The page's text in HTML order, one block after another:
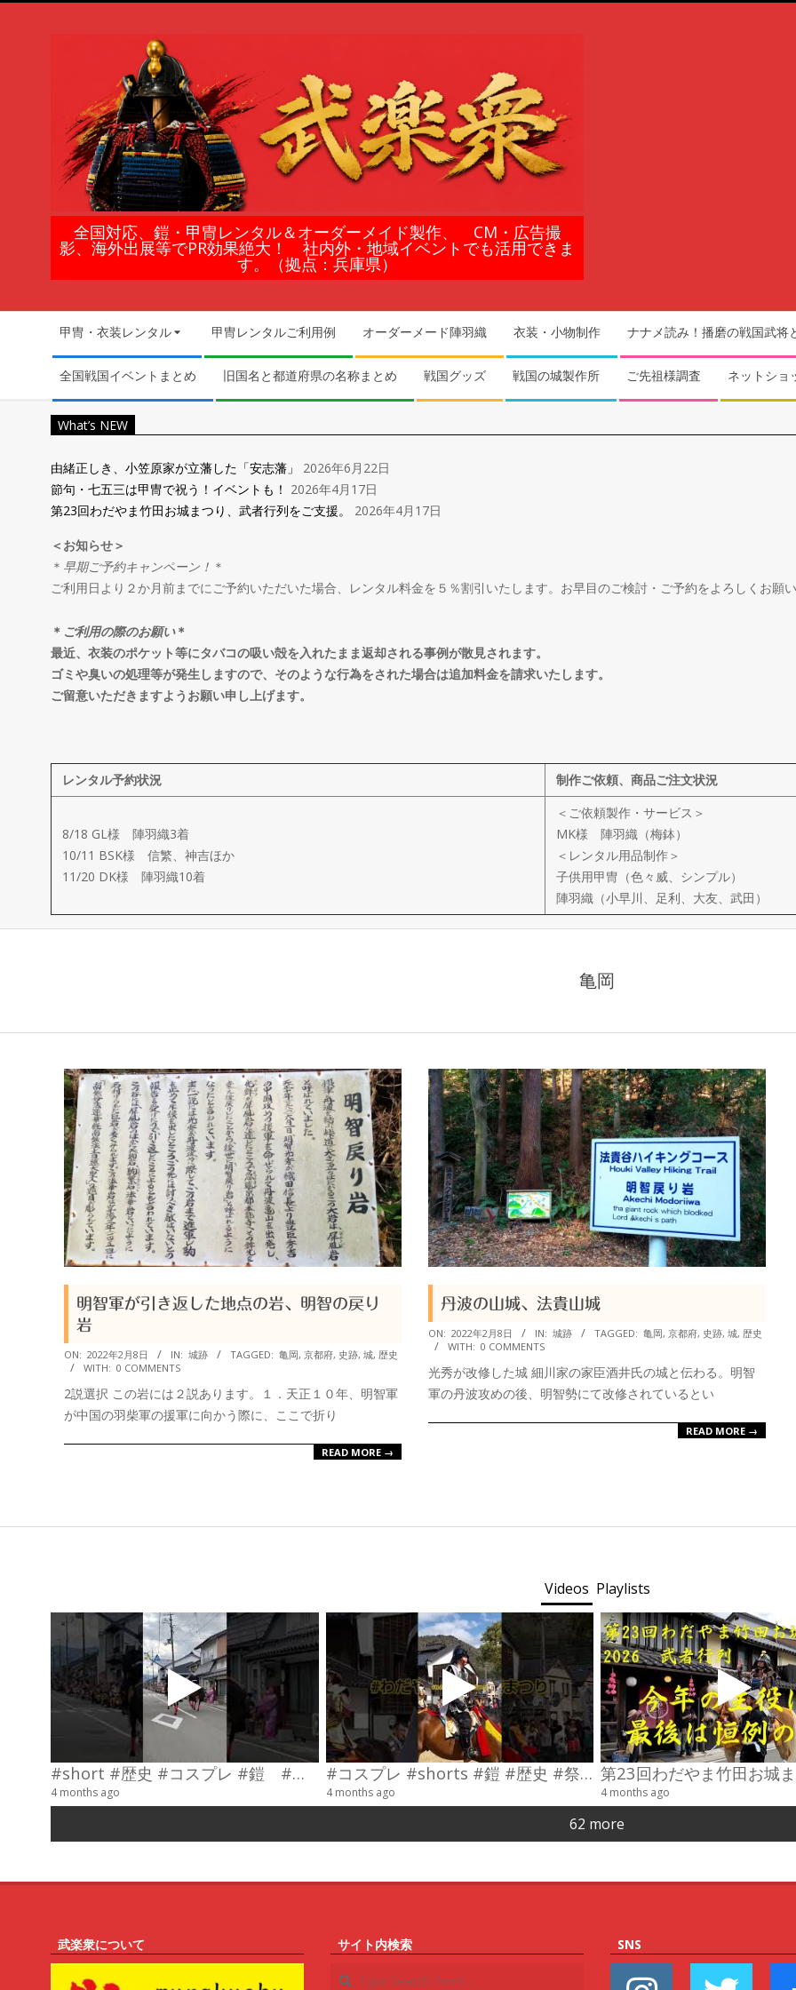
鎧
甲
冑
の
レ
ン
タ
ル
＆
オ
ー
ダ
ー
メ
イ
製
作
武
楽
衆
全国対応、鎧・甲冑レンタル＆オーダーメイド製作、 CM・広告撮
影、海外出展等でPR効果絶大！ 社内外・地域イベントでも活用できま
す。（拠点：兵庫県）
Navigation
Menu
甲冑・衣装レンタル 甲冑レンタルご利用例 オーダーメード陣羽織 衣装・小物制作 ナナメ読み！播磨の戦国武将
全国戦国イベントまとめ 旧国名と都道府県の名称まとめ 戦国グッズ 戦国の城製作所 ご先祖様調査 ネットショ
What’s NEW
由緒正しき、小笠原家が立藩した「安志藩」
2026年6月22日
節句・七五三は甲冑で祝う！イベントも！ 2026年4月17日
第23回わだやま竹田お城まつり、武者行列をご支援。
2026年4月17日
＜お知らせ＞
＊ 早期ご予約キャンペーン！ ＊
ご利用日より２か月前までにご予約いただいた場合、レンタル料金を５％割引いたします。お早目のご検討・ご予約をよろしくお願い
＊ ご利用の際のお願い＊
最近、衣装のポケット等にタバコの吸い殻を入れたまま返却される事例が散見されます。
ゴミや臭いの処理等が発生しますので、そのような行為をされた場合は追加料金を請求いたします。
ご留意いただきますようお願い申し上げます。
レンタル予約状況 制作ご依頼、商品ご注文状況
8/18 GL様 陣羽織3着
10/11 BSK様 信繁、神吉ほか
11/20 DK様 陣羽織10着
＜ご依頼製作・サービス＞
MK様 陣羽織（梅鉢）
＜レンタル用品制作＞
子供用甲冑（色々威、シンプル）
陣羽織（小早川、足利、大友、武田）
亀岡
明智軍が引き返した地点の岩、明智の戻り
岩
2022-
02-
08
ON: 2022年2月8日 IN: 城跡 TAGGED: 亀岡, 京都府, 史跡, 城, 歴史
WITH: 0 COMMENTS
2説選択 この岩には２説あります。１．天正１０年、明智軍
が中国の羽柴軍の援軍に向かう際に、ここで折り
READ MORE →
丹波の山城、法貴山城
2022-
02-
08
ON: 2022年2月8日 IN: 城跡 TAGGED: 亀岡, 京都府, 史跡, 城, 歴史
WITH: 0 COMMENTS
光秀が改修した城 細川家の家臣酒井氏の城と伝わる。明智
軍の丹波攻めの後、明智勢にて改修されているとい
READ MORE →
Videos Playlists
#short #歴史 #コスプレ #鎧 #乗馬 #武士
4 months ago
#コスプレ #shorts #鎧 #歴史 #祭り
4 months ago 4 months ago
62 more
武楽衆について
サイト内検索
Search
SNS